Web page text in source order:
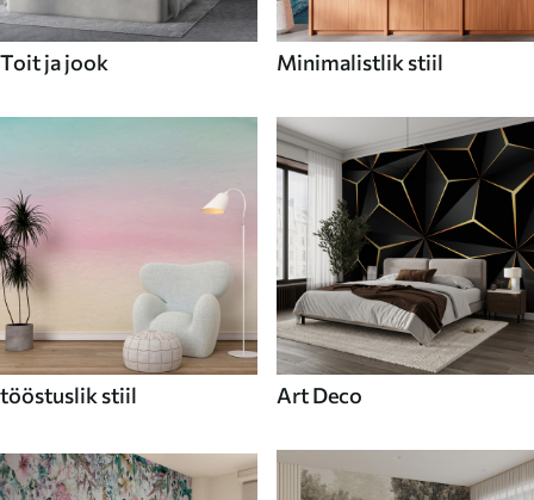
Toit ja jook Minimalistlik stiil
tööstuslik stiil Art Deco